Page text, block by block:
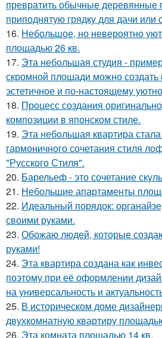
превратить обычные деревянные
приподнятую грядку для дачи или
16. Небольшое, но невероятно
площадью 26 кв.
17. Эта небольшая студия -
скромной площади можно создать
эстетичное и по-настоящему
18. Процесс создания
композиции в японском стиле.
19. Эта небольшая квартира
гармоничного сочетания стиля
"Русского Стиля".
20. Барельеф - это сочетание
21. Небольшие апартаменты
22. Идеальный порядок:
своими руками.
23. Обожаю людей, которые
руками!
24. Эта квартира создана как
поэтому при её оформлении
на универсальность и
25. В историческом доме
двухкомнатную квартиру
26. Эта комната площадью 14 кв.